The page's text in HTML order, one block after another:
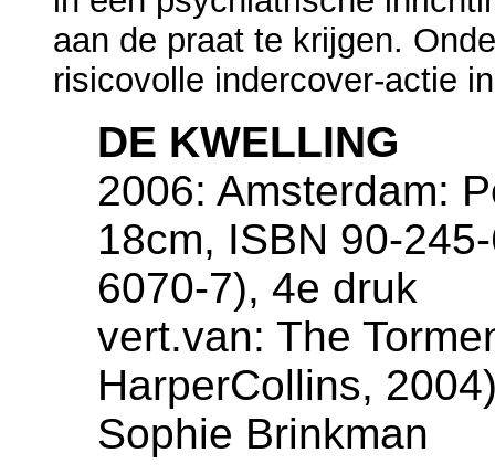
aan de praat te krijgen.
risicovolle indercover-actie
DE KWELLING
2006: Amsterdam:
18cm, ISBN 90-
6070-7), 4e druk
vert.van: The
HarperCollins,
Sophie Brinkman